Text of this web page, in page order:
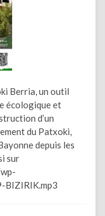
Berria, un outil
écologique et
d’un
du Patxoki,
depuis les
sur